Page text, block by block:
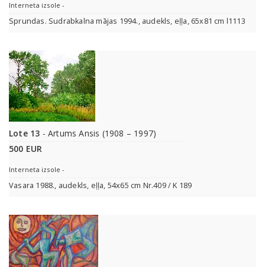
Interneta izsole -
Sprundas. Sudrabkalna mājas 1994., audekls, eļļa, 65x81 cm l1113
Lote 13 - Artums Ansis (1908 – 1997)
500 EUR
Interneta izsole -
Vasara 1988., audekls, eļļa, 54x65 cm Nr.409 / K 189